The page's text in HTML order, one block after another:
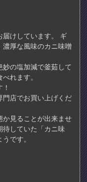
届けしています。 ギ
濃厚な風味のカニ味噌
の塩加減で釜茹して
れます。
門店でお買い上げくだ
か見ることが出来ませ
待していた「カニ味
です。